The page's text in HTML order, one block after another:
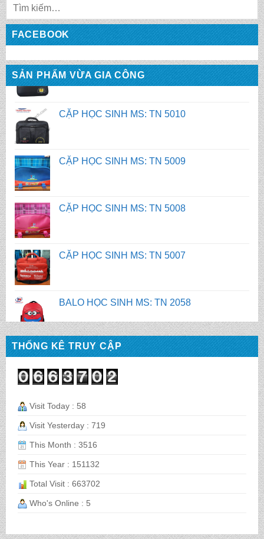
FACEBOOK
SẢN PHẨM VỪA GIA CÔNG
CẶP HỌC SINH MS: TN 5011
CẶP HỌC SINH MS: TN 5010
CẶP HỌC SINH MS: TN 5009
CẶP HỌC SINH MS: TN 5008
CẶP HỌC SINH MS: TN 5007
BALO HỌC SINH MS: TN 2058
BALO HỌC SINH MS: TN 2056
BALO HỌC SINH MS: TN 2070
CẶP HỌC SINH MS: TN 5016
CẶP HỌC SINH MS: TN 5015
THỐNG KÊ TRUY CẬP
Visit Today : 58
Visit Yesterday : 719
This Month : 3516
This Year : 151132
Total Visit : 663702
Who's Online : 5